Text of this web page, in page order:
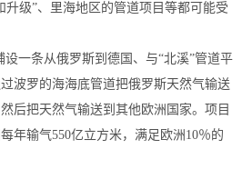
升级”、里海地区的管道项目等都可能受
一条从俄罗斯到德国、与“北溪”管道平
波罗的海海底管道把俄罗斯天然气输送
后把天然气输送到其他欧洲国家。项目
年输气550亿立方米，满足欧洲10％的